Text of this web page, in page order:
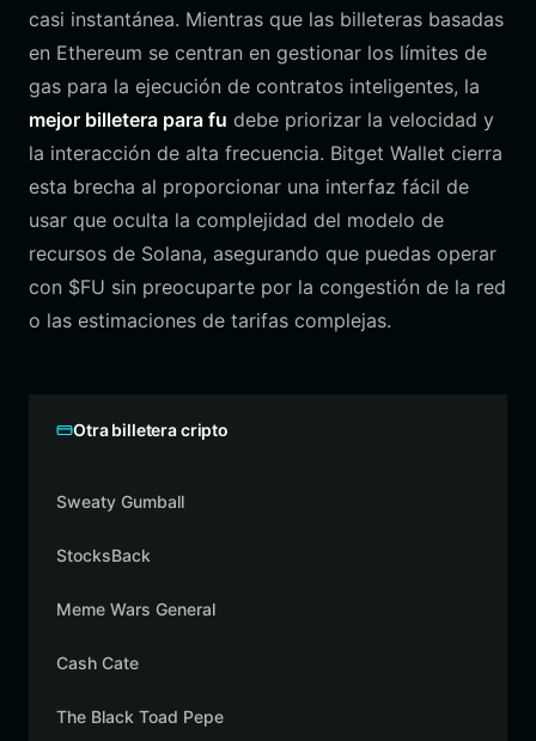
casi instantánea. Mientras que las billeteras basadas
en Ethereum se centran en gestionar los límites de
gas para la ejecución de contratos inteligentes, la
mejor billetera para fu debe priorizar la velocidad y
la interacción de alta frecuencia. Bitget Wallet cierra
esta brecha al proporcionar una interfaz fácil de
usar que oculta la complejidad del modelo de
recursos de Solana, asegurando que puedas operar
con $FU sin preocuparte por la congestión de la red
o las estimaciones de tarifas complejas.
Otra billetera cripto
Sweaty Gumball
StocksBack
Meme Wars General
Cash Cate
The Black Toad Pepe